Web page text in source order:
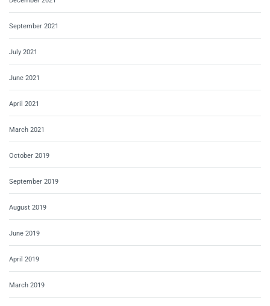
September 2021
July 2021
June 2021
April 2021
March 2021
October 2019
September 2019
August 2019
June 2019
April 2019
March 2019